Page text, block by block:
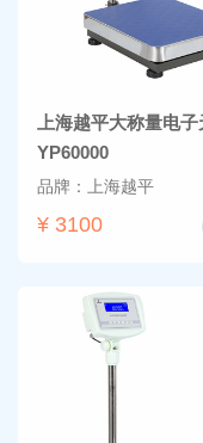
上海越平大称量电
YP60000
品牌：上海越平
¥ 3100